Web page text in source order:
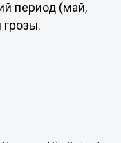
период (май,